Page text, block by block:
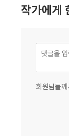
작가에게
회원님들